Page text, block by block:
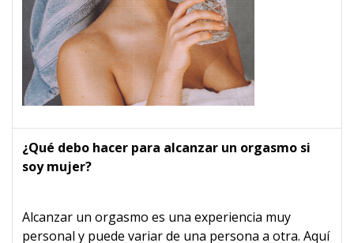
¿Qué debo hacer para alcanzar un orgasmo si
soy mujer?
Alcanzar un orgasmo es una experiencia muy
personal y puede variar de una persona a otra. Aquí